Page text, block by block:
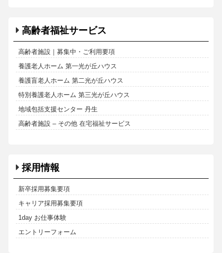
高齢者福祉サービス
高齢者施設｜募集中・ご利用要項
養護老人ホーム 第一光が丘ハウス
養護盲老人ホーム 第二光が丘ハウス
特別養護老人ホーム 第三光が丘ハウス
地域包括支援センター 丹生
高齢者施設 – その他 在宅福祉サービス
採用情報
新卒採用募集要項
キャリア採用募集要項
1day お仕事体験
エントリーフォーム